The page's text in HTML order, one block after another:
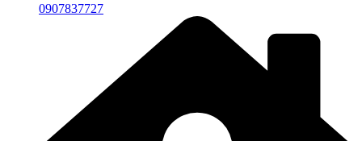
0907837727